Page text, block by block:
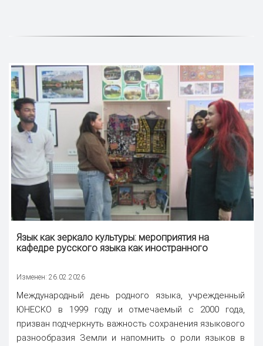
Язык как зеркало культуры: мероприятия на
кафедре русского языка как иностранного
Изменен: 26.02.2026
Международный день родного языка, учрежденный
ЮНЕСКО в 1999 году и отмечаемый с 2000 года,
призван подчеркнуть важность сохранения языкового
разнообразия Земли и напомнить о роли языков в